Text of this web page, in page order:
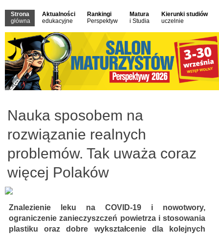
Strona
główna
Aktualności
edukacyjne
Rankingi
Perspektyw
Matura
i Studia
Kierunki studiów
uczelnie
Nauka sposobem na
rozwiązanie realnych
problemów. Tak uważa coraz
więcej Polaków
Znalezienie leku na COVID-19 i nowotwory,
ograniczenie zanieczyszczeń powietrza i stosowania
plastiku oraz dobre wykształcenie dla kolejnych